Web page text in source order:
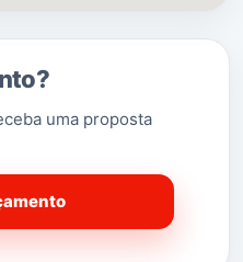
uma proposta